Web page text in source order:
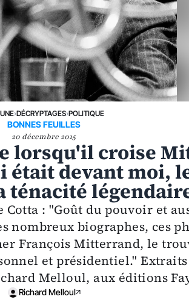
›DÉCRYPTAGES›POLITIQUE
BONNES FEUILLES
20 décembre 2015
lorsqu'il croise
était devant moi,
ténacité
: "Goût du pouvoir et
nombreux biographes, ces
François Mitterrand, le
et présidentiel."
Melloul, aux éditions
Richard Melloul